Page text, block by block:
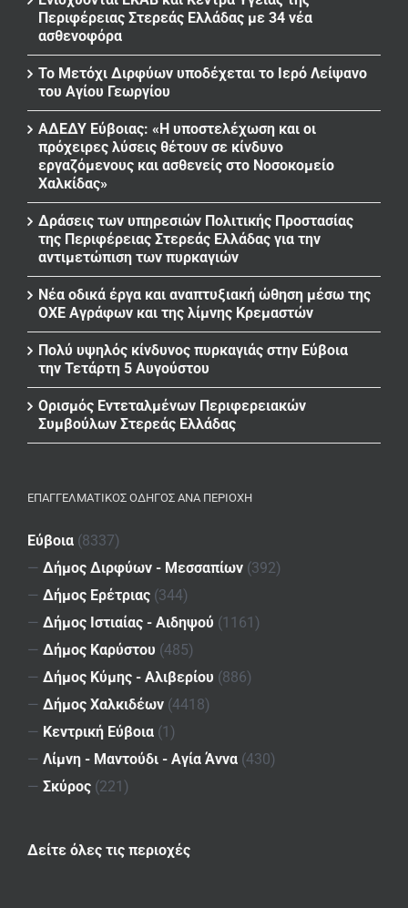
Περιφέρειας Στερεάς Ελλάδας με 34 νέα
ασθενοφόρα
Το Μετόχι Διρφύων υποδέχεται το Ιερό Λείψανο
του Αγίου Γεωργίου
ΑΔΕΔΥ Εύβοιας: «Η υποστελέχωση και οι
πρόχειρες λύσεις θέτουν σε κίνδυνο
εργαζόμενους και ασθενείς στο Νοσοκομείο
Χαλκίδας»
Δράσεις των υπηρεσιών Πολιτικής Προστασίας
της Περιφέρειας Στερεάς Ελλάδας για την
αντιμετώπιση των πυρκαγιών
Νέα οδικά έργα και αναπτυξιακή ώθηση μέσω της
ΟΧΕ Αγράφων και της λίμνης Κρεμαστών
Πολύ υψηλός κίνδυνος πυρκαγιάς στην Εύβοια
την Τετάρτη 5 Αυγούστου
Ορισμός Εντεταλμένων Περιφερειακών
Συμβούλων Στερεάς Ελλάδας
ΕΠΑΓΓΕΛΜΑΤΙΚΌΣ ΟΔΗΓΌΣ ΑΝΆ ΠΕΡΙΟΧΉ
Εύβοια (8337)
— Δήμος Διρφύων - Μεσσαπίων (392)
— Δήμος Ερέτριας (344)
— Δήμος Ιστιαίας - Αιδηψού (1161)
— Δήμος Καρύστου (485)
— Δήμος Κύμης - Αλιβερίου (886)
— Δήμος Χαλκιδέων (4418)
— Κεντρική Εύβοια (1)
— Λίμνη - Μαντούδι - Αγία Άννα (430)
— Σκύρος (221)
Δείτε όλες τις περιοχές